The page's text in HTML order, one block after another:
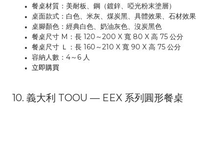
餐桌材質：美耐板、鋼（鍍鋅、啞光粉末塗層）
桌面款式：白色、米灰、煤炭黑、具體效果、石材效果
桌腳顏色：經典白色、奶油灰色、沒炭黑色
餐桌尺寸 M：長 120～200 X 寬 80 X 高 75 公分
餐桌尺寸 Ｌ：長 160～210 X 寬 90 X 高 75 公分
容納人數：4～6 人
立即購買
10. 義大利 TOOU — EEX 系列圓形餐桌